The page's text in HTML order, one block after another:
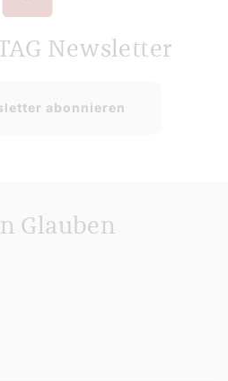
Newsletter
abonnieren
Glauben